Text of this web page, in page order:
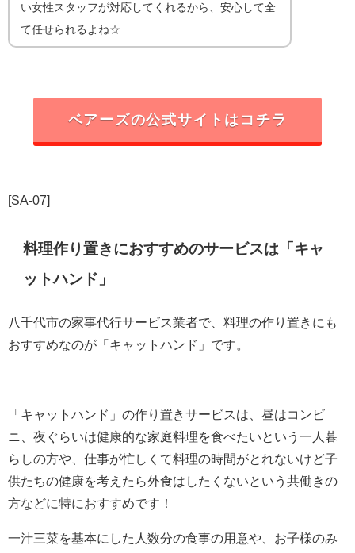
い女性スタッフが対応してくれるから、安心して全
て任せられるよね☆
ベアーズの公式サイトはコチラ
[SA-07]
料理作り置きにおすすめのサービスは「キャ
ットハンド」
八千代市の家事代行サービス業者で、料理の作り置きにも
おすすめなのが「キャットハンド」です。
「キャットハンド」の作り置きサービスは、昼はコンビ
ニ、夜ぐらいは健康的な家庭料理を食べたいという一人暮
らしの方や、仕事が忙しくて料理の時間がとれないけど子
供たちの健康を考えたら外食はしたくないという共働きの
方などに特におすすめです！
一汁三菜を基本にした人数分の食事の用意や、お子様のみ